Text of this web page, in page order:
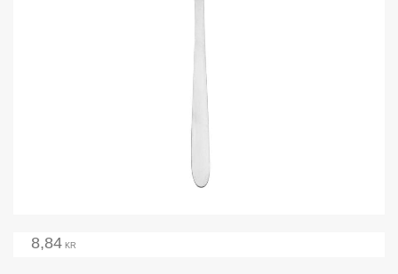
8,84 KR